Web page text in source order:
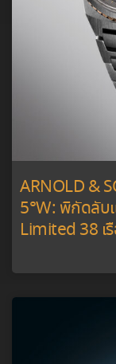
ARNOLD &
5°W: พิกัดลับ
Limited 38 เ